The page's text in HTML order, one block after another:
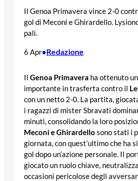
Il Genoa Primavera vince 2-0
gol di Meconi e Ghirardello.
pali.
6 Apr•Redazione
Il Genoa Primavera ha ottenuto
importante in trasferta contro il
con un netto 2-0. La partita,
i ragazzi di mister Sbravati
minuti, consolidando la loro
Meconi e Ghirardello sono stati i
giornata, con quest’ultimo che ha
gol dopo un’azione personale. Il
giocato un ruolo chiave,
occasioni pericolose degli